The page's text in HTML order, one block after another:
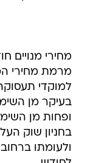
מחירי מנויים
מרמת מחירי
למוקדי
בעיקר מן
ופחות מן